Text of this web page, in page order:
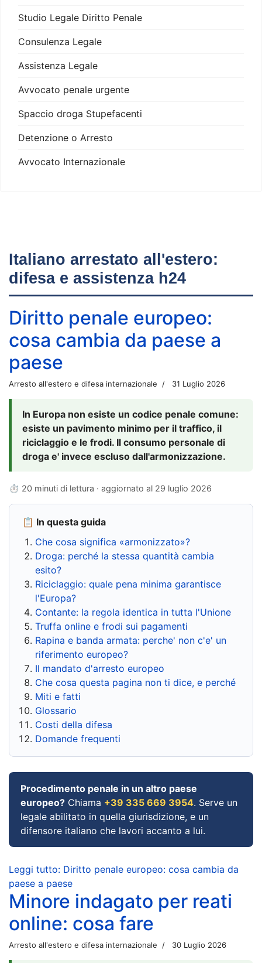
Studio Legale Diritto Penale
Consulenza Legale
Assistenza Legale
Avvocato penale urgente
Spaccio droga Stupefacenti
Detenzione o Arresto
Avvocato Internazionale
Italiano arrestato all'estero:
difesa e assistenza h24
Diritto penale europeo:
cosa cambia da paese a
paese
Arresto all'estero e difesa internazionale 31 Luglio 2026
In Europa non esiste un codice penale comune:
esiste un pavimento minimo per il traffico, il
riciclaggio e le frodi. Il consumo personale di
droga e' invece escluso dall'armonizzazione.
⏱ 20 minuti di lettura · aggiornato al 29 luglio 2026
📋 In questa guida
Che cosa significa «armonizzato»?
Droga: perché la stessa quantità cambia
esito?
Riciclaggio: quale pena minima garantisce
l'Europa?
Contante: la regola identica in tutta l'Unione
Truffa online e frodi sui pagamenti
Rapina e banda armata: perche' non c'e' un
riferimento europeo?
Il mandato d'arresto europeo
Che cosa questa pagina non ti dice, e perché
Miti e fatti
Glossario
Costi della difesa
Domande frequenti
Procedimento penale in un altro paese
europeo? Chiama +39 335 669 3954. Serve un
legale abilitato in quella giurisdizione, e un
difensore italiano che lavori accanto a lui.
Leggi tutto: Diritto penale europeo: cosa cambia da
paese a paese
Minore indagato per reati
online: cosa fare
Arresto all'estero e difesa internazionale 30 Luglio 2026